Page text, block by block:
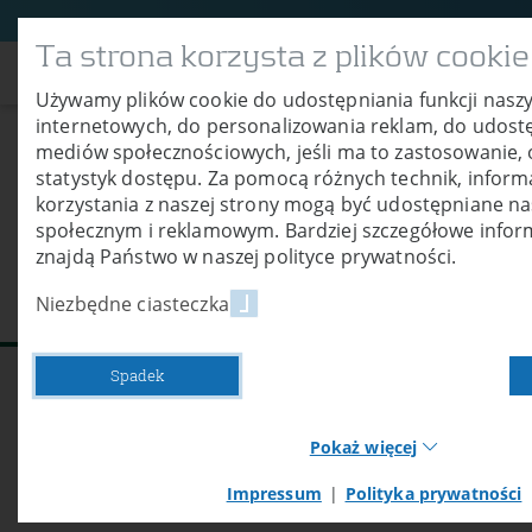
Serwis
EBERL nie tylko produkuje znakomite
do Państwa dyspozycji fachowe
serwisową.
Ta strona korzysta z plików cookie
Używamy plików cookie do udostępniania funkcji
internetowych, do personalizowania reklam, do
mediów społecznościowych, jeśli ma to
statystyk dostępu. Za pomocą różnych technik,
korzystania z naszej strony mogą być udostępniane
społecznym i reklamowym. Bardziej szczegółowe
znajdą Państwo w naszej polityce prywatności.
Niezbędne ciasteczka
Spadek
Pokaż więcej
Necessary cookies
Impressum | Polityka prywatności